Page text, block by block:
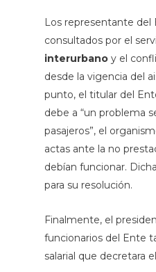
Los representante del
consultados por el
interurbanoy el
desde la vigencia del
punto, el titular del
debe a “un problema
pasajeros”, el
actas ante la no
debían funcionar.
para su resolución.
Finalmente, el
funcionarios del Ente
salarial que decretara